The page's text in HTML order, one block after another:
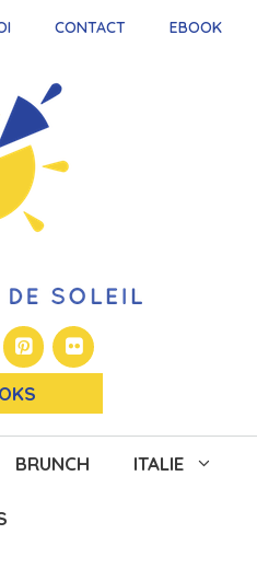
CONTACT EBOOK
BRUNCH ITALIE